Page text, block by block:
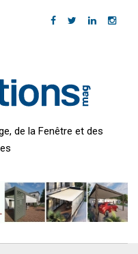
de la Fenêtre et des